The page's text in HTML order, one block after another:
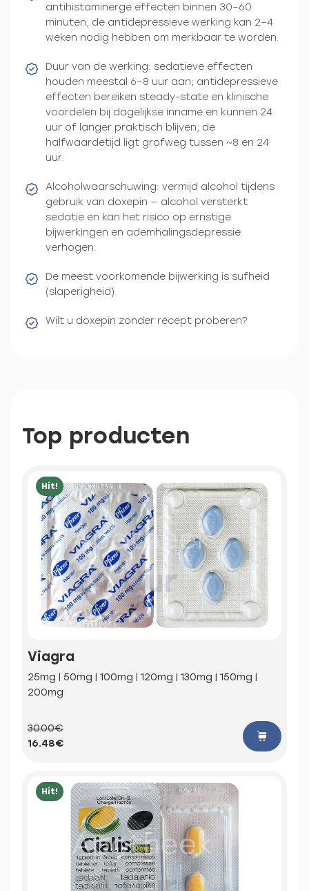
antihistaminerge effecten binnen 30–60
minuten; de antidepressieve werking kan 2–4
weken nodig hebben om merkbaar te worden.
Duur van de werking: sedatieve effecten
houden meestal 6–8 uur aan; antidepressieve
effecten bereiken steady-state en klinische
voordelen bij dagelijkse inname en kunnen 24
uur of langer praktisch blijven; de
halfwaardetijd ligt grofweg tussen ~8 en 24
uur.
Alcoholwaarschuwing: vermijd alcohol tijdens
gebruik van doxepin — alcohol versterkt
sedatie en kan het risico op ernstige
bijwerkingen en ademhalingsdepressie
verhogen.
De meest voorkomende bijwerking is sufheid
(slaperigheid).
Wilt u doxepin zonder recept proberen?
Top producten
Hit!
Viagra
25mg | 50mg | 100mg | 120mg | 130mg | 150mg |
200mg
30.00€
16.48€
Hit!